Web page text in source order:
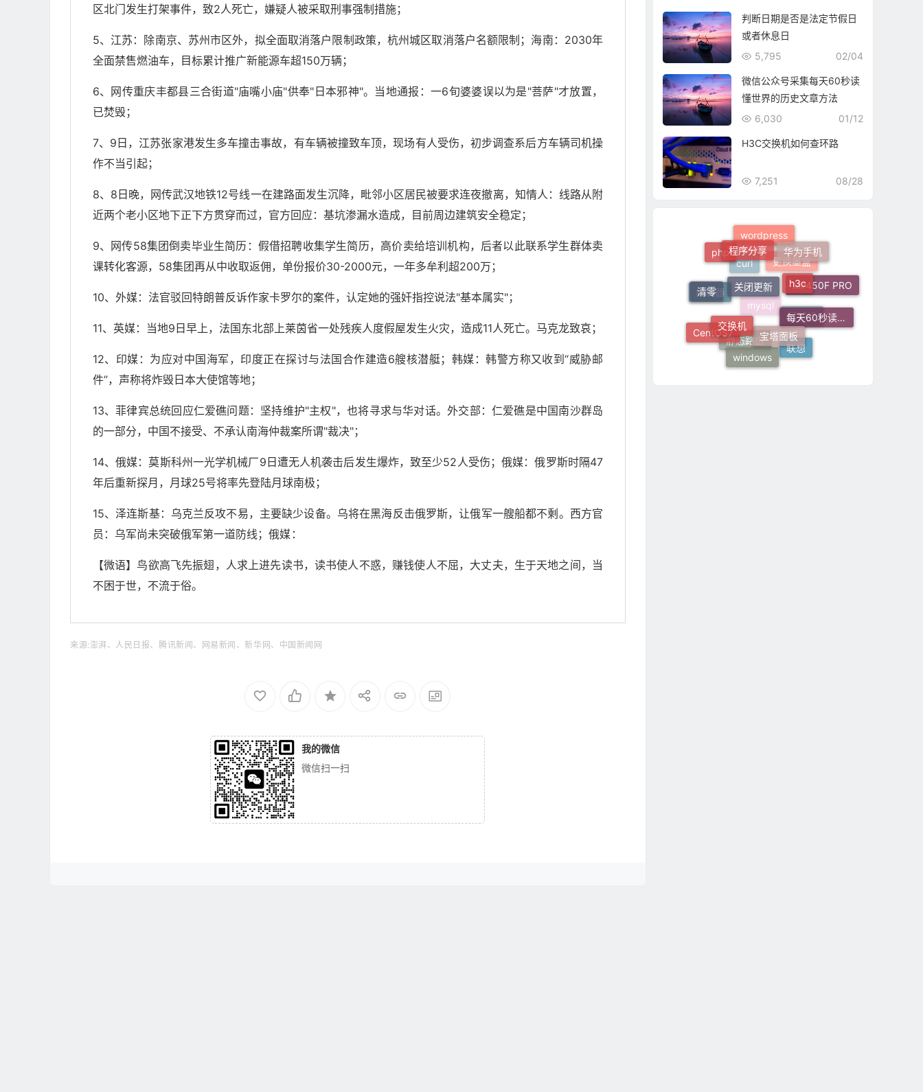
区北门发生打架事件，致2人死亡，嫌疑人被采取刑事强制措施；
5、江苏：除南京、苏州市区外，拟全面取消落户限制政策，杭州城区取消落户名额限制；海南：2030年
全面禁售燃油车，目标累计推广新能源车超150万辆；
6、网传重庆丰都县三合街道"庙嘴小庙"供奉"日本邪神"。当地通报：一6旬婆婆误以为是"菩萨"才放置，
已焚毁；
7、9日，江苏张家港发生多车撞击事故，有车辆被撞致车顶，现场有人受伤，初步调查系后方车辆司机操
作不当引起；
8、8日晚，网传武汉地铁12号线一在建路面发生沉降，毗邻小区居民被要求连夜撤离，知情人：线路从附
近两个老小区地下正下方贯穿而过，官方回应：基坑渗漏水造成，目前周边建筑安全稳定；
9、网传58集团倒卖毕业生简历：假借招聘收集学生简历，高价卖给培训机构，后者以此联系学生群体卖
课转化客源，58集团再从中收取返佣，单份报价30-2000元，一年多牟利超200万；
10、外媒：法官驳回特朗普反诉作家卡罗尔的案件，认定她的强奸指控说法"基本属实"；
11、英媒：当地9日早上，法国东北部上莱茵省一处残疾人度假屋发生火灾，造成11人死亡。马克龙致哀；
12、印媒：为应对中国海军，印度正在探讨与法国合作建造6艘核潜艇；韩媒：韩警方称又收到“威胁邮
件”，声称将炸毁日本大使馆等地；
13、菲律宾总统回应仁爱礁问题：坚持维护"主权"，也将寻求与华对话。外交部：仁爱礁是中国南沙群岛
的一部分，中国不接受、不承认南海仲裁案所谓"裁决"；
14、俄媒：莫斯科州一光学机械厂9日遭无人机袭击后发生爆炸，致至少52人受伤； 俄媒：俄罗斯时隔47
年后重新探月，月球25号将率先登陆月球南极；
15、泽连斯基：乌克兰反攻不易，主要缺少设备。乌将在黑海反击俄罗斯，让俄军一艘船都不剩。西方官
员：乌军尚未突破俄军第一道防线； 俄媒：
【微语】鸟欲高飞先振翅，人求上进先读书，读书使人不惑，赚钱使人不屈，大丈夫，生于天地之间，当
不困于世，不流于俗。
来源:澎湃、人民日报、腾讯新闻、网易新闻、新华网、中国新闻网
我的微信
微信扫一扫
判断日期是否是法定节假日
或者休息日
02/04
5,795
微信公众号采集每天60秒读
懂世界的历史文章方法
01/12
6,030
H3C交换机如何查环路
08/28
7,251
静态路由
mysql
打印机
联想
windows
CentOS7
编辑器
curl
更换墨盒
M7450F PRO
每天60秒读懂世界
宝塔面板
交换机
清零
php
wordpress华为手机
h3c
关闭更新
程序分享